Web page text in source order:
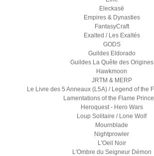
Eleckasë
Empires & Dynasties
FantasyCraft
Exalted / Les Exaltés
GODS
Guildes Eldorado
Guildes La Quête des Origines
Hawkmoon
JRTM & MERP
Le Livre des 5 Anneaux (L5A) / Legend of the
Lamentations of the Flame
Heroquest - Hero Wars
Loup Solitaire / Lone Wolf
Mournblade
Nightprowler
L'Oeil Noir
L'Ombre du Seigneur Démon